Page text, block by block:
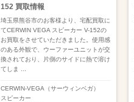
152 買取情報
埼玉県熊谷市のお客様より、宅配買取に
てCERWIN VEGA スピーカー V-152の
お買取をさせていただきました。使用感
のある外観で、ウーファーユニットが交
換されており、片側のサイドに熱で溶け
てしま ...
CERWIN-VEGA（サーウィンベガ）
スピーカー